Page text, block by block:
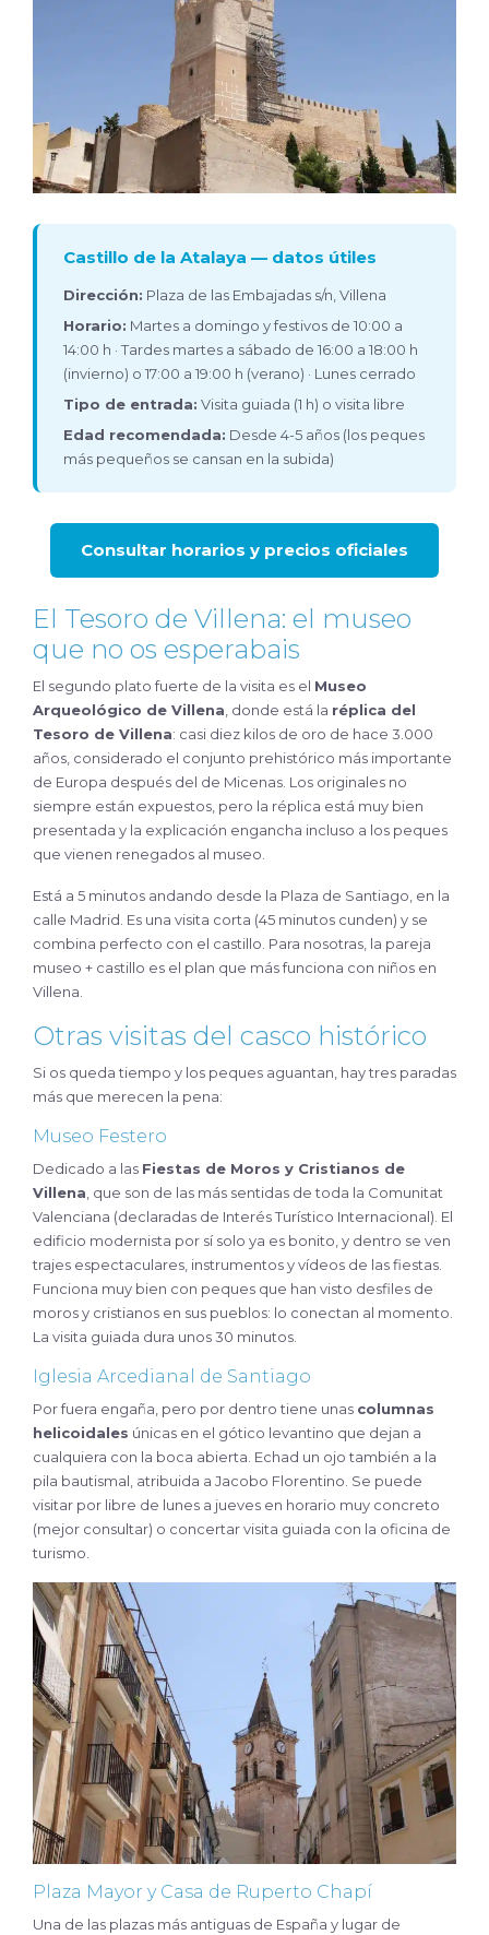
Castillo de la Atalaya — datos útiles
Dirección: Plaza de las Embajadas s/n, Villena
Horario: Martes a domingo y festivos de 10:00 a
14:00 h · Tardes martes a sábado de 16:00 a 18:00 h
(invierno) o 17:00 a 19:00 h (verano) · Lunes cerrado
Tipo de entrada: Visita guiada (1 h) o visita libre
Edad recomendada: Desde 4-5 años (los peques
más pequeños se cansan en la subida)
Consultar horarios y precios oficiales
El Tesoro de Villena: el museo
que no os esperabais
El segundo plato fuerte de la visita es el Museo
Arqueológico de Villena , donde está la réplica del
Tesoro de Villena: casi diez kilos de oro de hace 3.000
años, considerado el conjunto prehistórico más importante
de Europa después del de Micenas. Los originales no
siempre están expuestos, pero la réplica está muy bien
presentada y la explicación engancha incluso a los peques
que vienen renegados al museo.
Está a 5 minutos andando desde la Plaza de Santiago, en la
calle Madrid. Es una visita corta (45 minutos cunden) y se
combina perfecto con el castillo. Para nosotras, la pareja
museo + castillo es el plan que más funciona con niños en
Villena.
Otras visitas del casco histórico
Si os queda tiempo y los peques aguantan, hay tres paradas
más que merecen la pena:
Museo Festero
Dedicado a las Fiestas de Moros y Cristianos de
Villena , que son de las más sentidas de toda la Comunitat
Valenciana (declaradas de Interés Turístico Internacional). El
edificio modernista por sí solo ya es bonito, y dentro se ven
trajes espectaculares, instrumentos y vídeos de las fiestas.
Funciona muy bien con peques que han visto desfiles de
moros y cristianos en sus pueblos: lo conectan al momento.
La visita guiada dura unos 30 minutos.
Iglesia Arcedianal de Santiago
Por fuera engaña, pero por dentro tiene unas columnas
helicoidales únicas en el gótico levantino que dejan a
cualquiera con la boca abierta. Echad un ojo también a la
pila bautismal, atribuida a Jacobo Florentino. Se puede
visitar por libre de lunes a jueves en horario muy concreto
(mejor consultar) o concertar visita guiada con la oficina de
turismo.
Plaza Mayor y Casa de Ruperto Chapí
Una de las plazas más antiguas de España y lugar de